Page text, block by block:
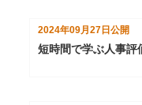
2024年09月27日 公開
短時間で学ぶ人事評